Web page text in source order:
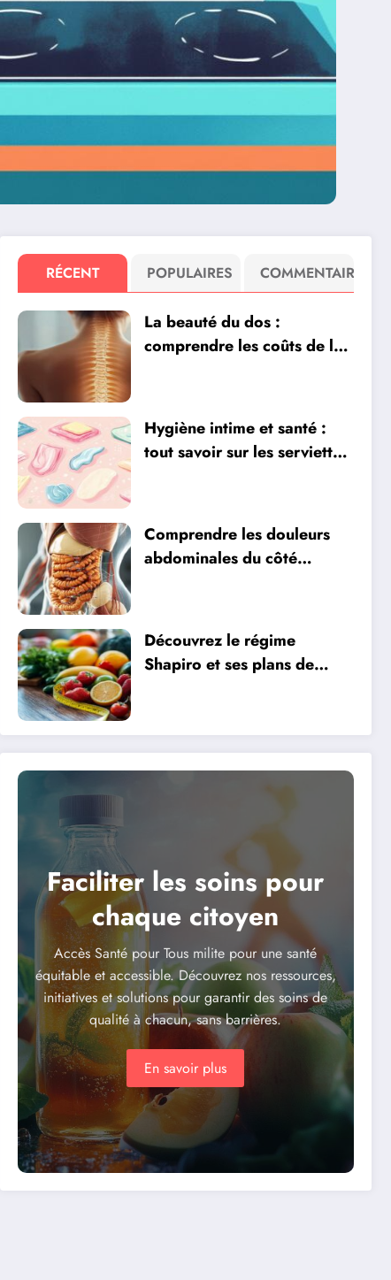
RÉCENT POPULAIRES COMMENTAIRE
La beauté du dos :
comprendre les coûts de la
chirurgien doit vous
expliquer
Hygiène intime et santé :
tout savoir sur les serviettes
Comprendre les douleurs
abdominales du côté
Découvrez le régime
Shapiro et ses plans de
Faciliter les soins pour
chaque citoyen
Accès Santé pour Tous milite pour une santé
équitable et accessible. Découvrez nos ressources,
initiatives et solutions pour garantir des soins de
qualité à chacun, sans barrières.
En savoir plus